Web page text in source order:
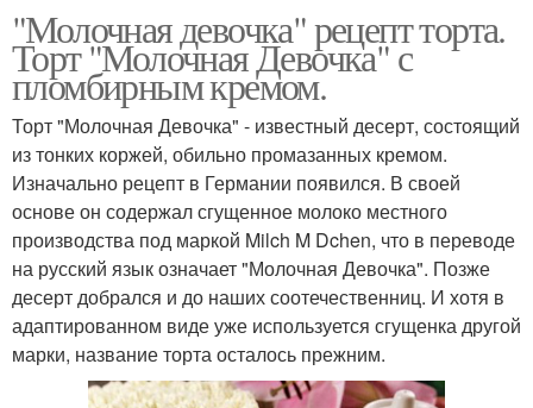
"Молочная девочка" рецепт торта.
Торт "Молочная Девочка" с
пломбирным кремом.
Торт "Молочная Девочка" - известный десерт, состоящий
из тонких коржей, обильно промазанных кремом.
Изначально рецепт в Германии появился. В своей
основе он содержал сгущенное молоко местного
производства под маркой Milch M Dchen, что в переводе
на русский язык означает "Молочная Девочка". Позже
десерт добрался и до наших соотечественниц. И хотя в
адаптированном виде уже используется сгущенка другой
марки, название торта осталось прежним.